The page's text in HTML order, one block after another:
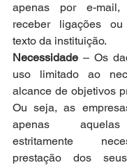
apenas por e-
receber ligações
texto da instituição.
Necessidade – Os
uso limitado ao
alcance de objetivos
Ou seja, as
apenas aquelas
estritamente
prestação dos